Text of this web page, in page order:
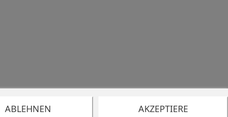
ABLEHNEN AKZEPTIERE